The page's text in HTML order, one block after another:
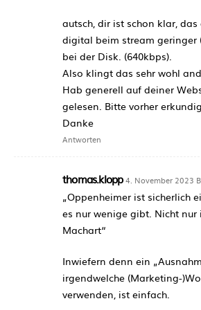
autsch, dir ist schon klar,
digital beim stream geringer
bei der Disk. (640kbps).
Also klingt das sehr wohl
Hab generell auf deiner
gelesen. Bitte vorher
Danke
Antworten
thomas.klopp 4. November 2023
„Oppenheimer ist sicherlich
es nur wenige gibt. Nicht
Machart“
Inwiefern denn ein
irgendwelche (Marketing-
verwenden, ist einfach.